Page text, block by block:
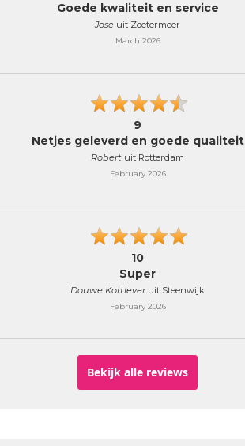
Goede kwaliteit en service
Jose uit Zoetermeer
March 2026
9
Netjes geleverd en goede qualiteit
Robert uit Rotterdam
February 2026
10
Super
Douwe Kortleveruit Steenwijk
February 2026
Bekijk alle reviews